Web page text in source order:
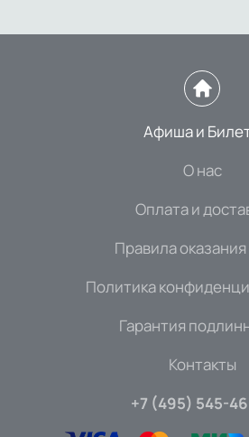
Афиша и
О нас
Оплата и
Правила оказания
Политика
Гарантия
Контакты
+7 (495) 545-